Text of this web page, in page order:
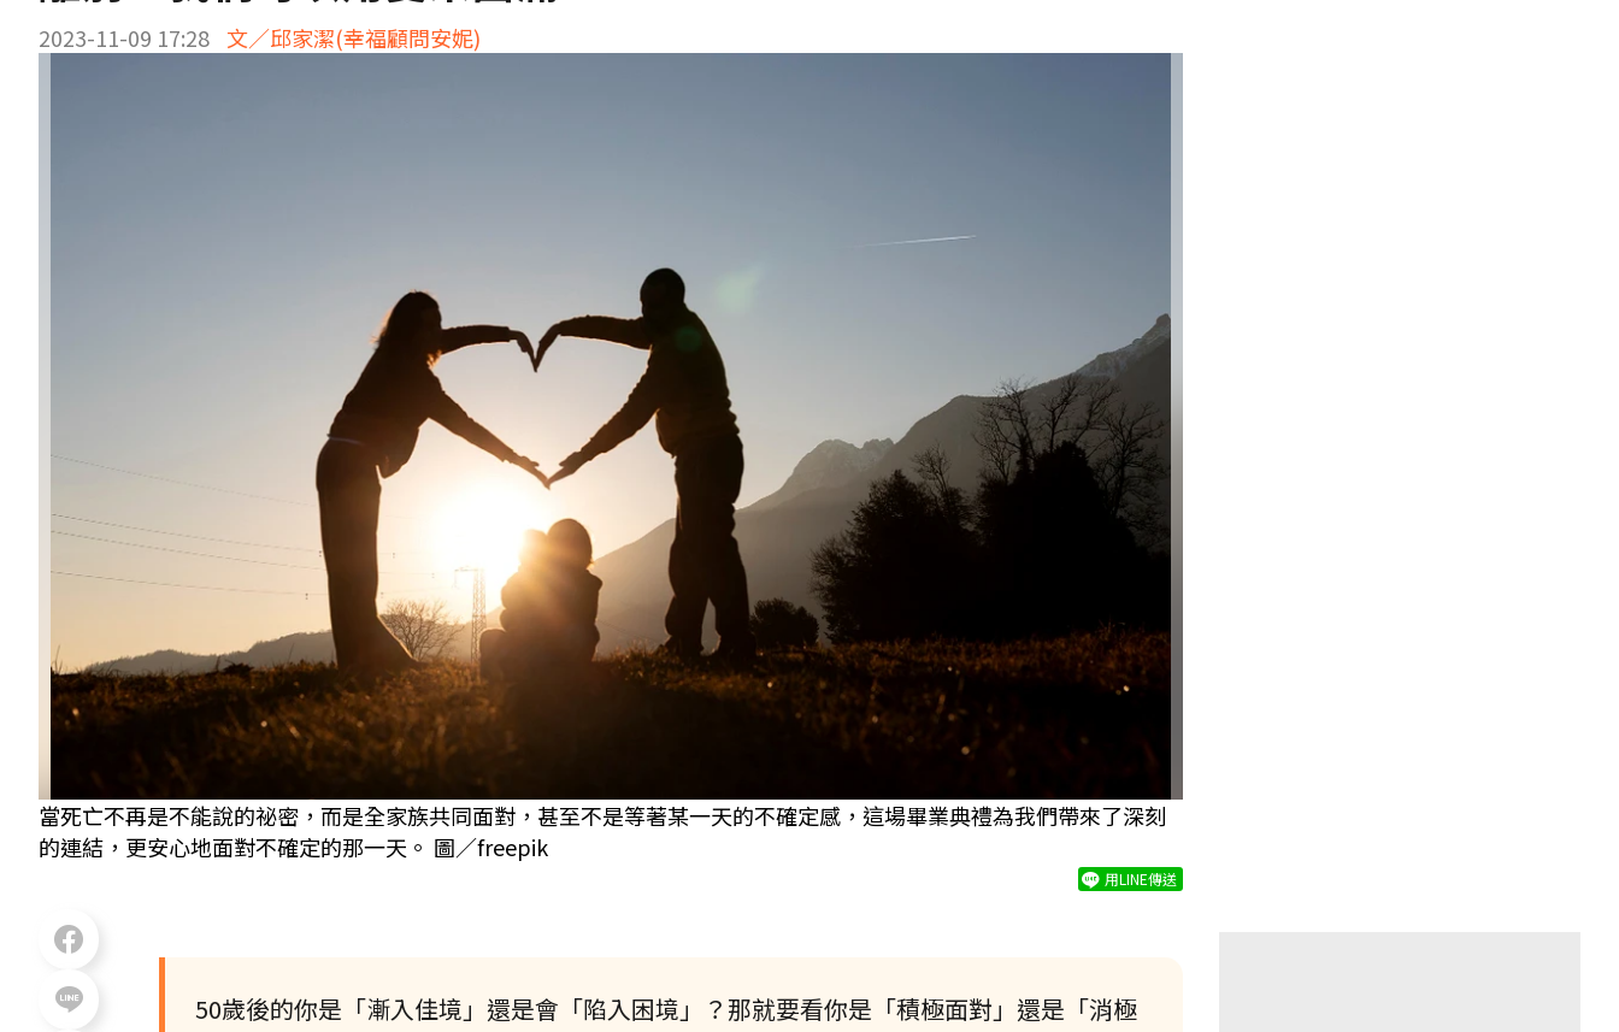
2023-11-09 17:28 文／邱家潔(幸福顧問安妮)
當死亡不再是不能說的祕密，而是全家族共同面對，甚至不是等著某一天的不確定感，這場畢業典禮為我們帶來了深刻
的連結，更安心地面對不確定的那一天。 圖／freepik
用LINE傳送
50歲後的你是「漸入佳境」還是會「陷入困境」？那就要看你是「積極面對」還是「消極